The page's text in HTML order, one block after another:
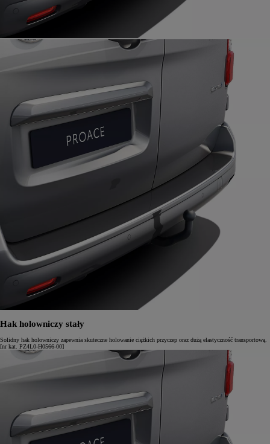
Hak holowniczy stały
Solidny hak holowniczy zapewnia skuteczne holowanie ciężkich przyczep oraz dużą elastyczność transportową.
[nr kat. PZ4L0-H0566-00]